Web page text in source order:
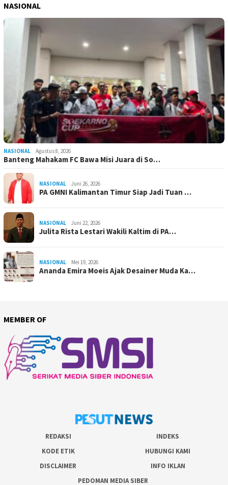
NASIONAL
NASIONAL Agustus 8, 2026
Banteng Mahakam FC Bawa Misi Juara di So…
NASIONAL Juni 26, 2026
PA GMNI Kalimantan Timur Siap Jadi Tuan …
NASIONAL Juni 22, 2026
Julita Rista Lestari Wakili Kaltim di PA…
NASIONAL Mei 19, 2026
Ananda Emira Moeis Ajak Desainer Muda Ka…
MEMBER OF
REDAKSI
INDEKS
KODE ETIK
HUBUNGI KAMI
DISCLAIMER
INFO IKLAN
PEDOMAN MEDIA SIBER